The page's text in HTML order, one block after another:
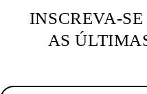
INSCREVA-
AS